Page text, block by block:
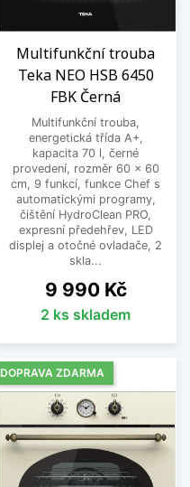
Multifunkční trouba
Teka NEO HSB 6450
FBK Černá
Multifunkční trouba,
energetická třída A+,
kapacita 70 l, černé
provedení, rozměr 60 x 60
cm, 9 funkcí, funkce Chef s
automatickými programy,
čištění HydroClean PRO,
expresní předehřev, LED
displej a otočné ovladače, 2
skla...
Cena
9 990 Kč
2 ks skladem
DOPRAVA ZDARMA